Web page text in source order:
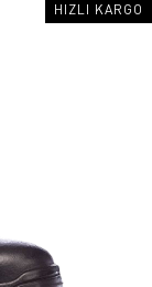
HIZLI KARGO